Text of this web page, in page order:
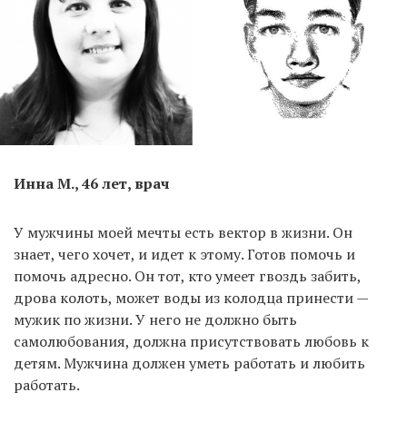
Инна М., 46 лет, врач
У мужчины моей мечты есть вектор в жизни. Он
знает, чего хочет, и идет к этому. Готов помочь и
помочь адресно. Он тот, кто умеет гвоздь забить,
дрова колоть, может воды из колодца принести —
мужик по жизни. У него не должно быть
самолюбования, должна присутствовать любовь к
детям. Мужчина должен уметь работать и любить
работать.